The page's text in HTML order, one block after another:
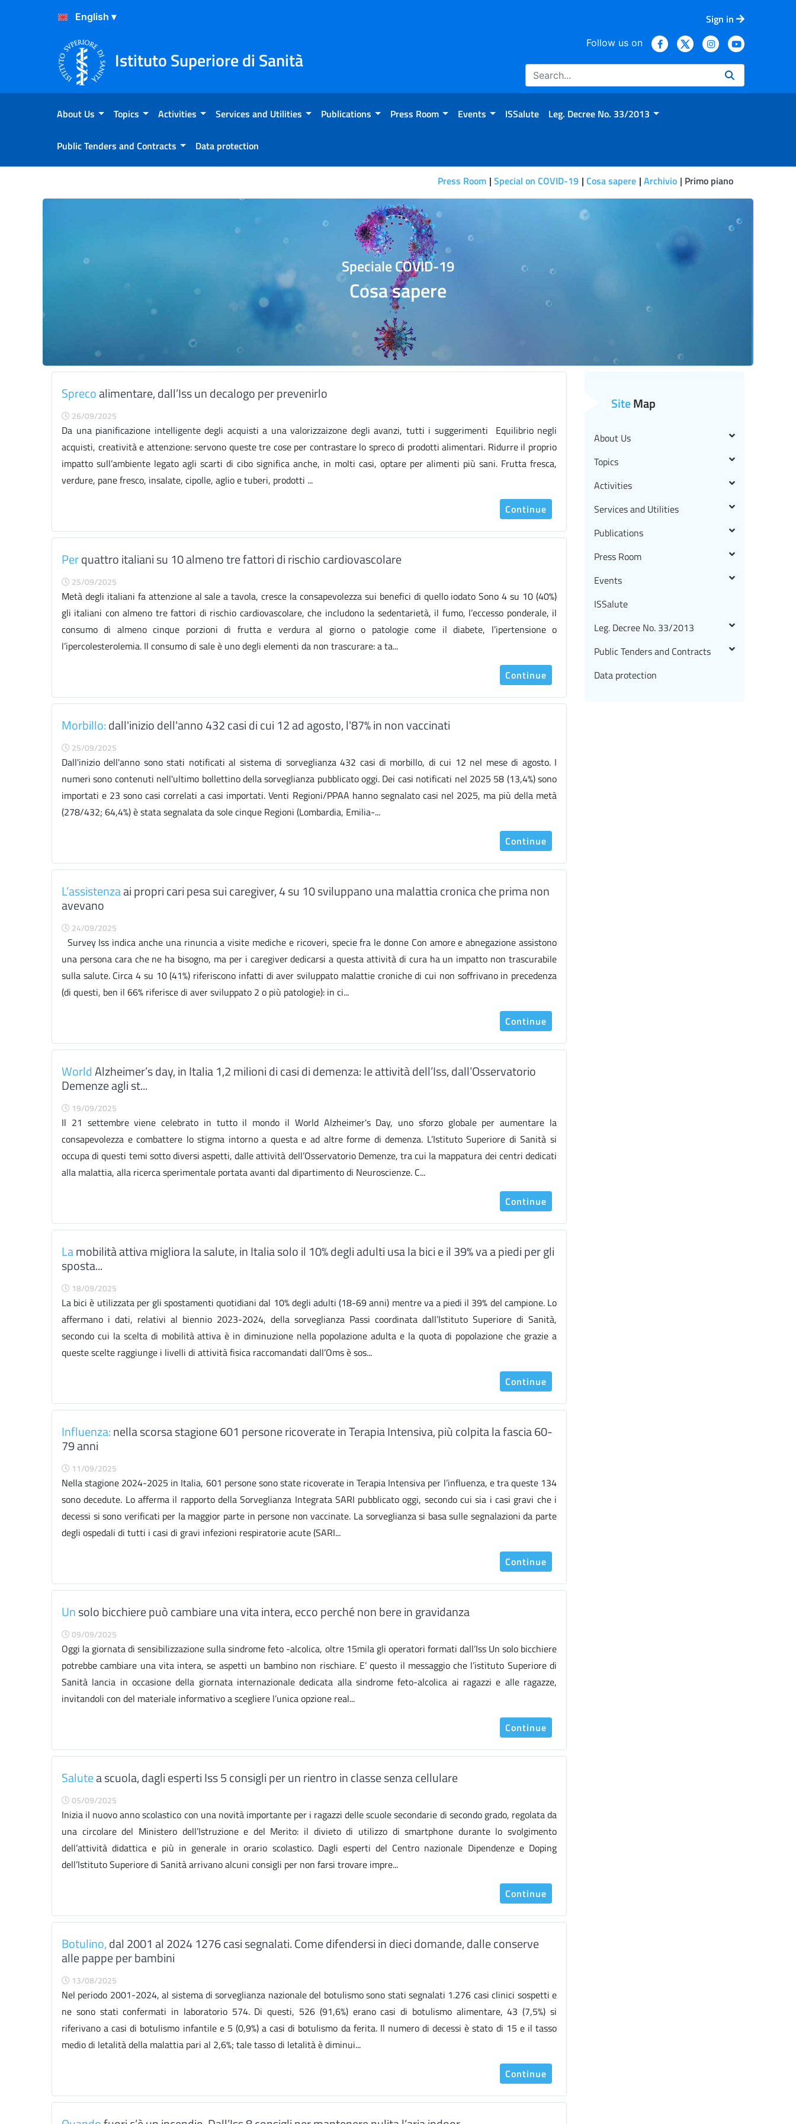
Skip to Content
Skip to Footer
Sign in
Istituto Superiore di Sanità
Follow us on
About Us Topics Activities Services and Utilities Publications Press Room Events ISSalute Leg. Decree No. 33/2013
Public Tenders and Contracts Data protection
Press Room Special on COVID-19 Cosa sapere Archivio Primo piano
Primo piano
Speciale COVID-19
Cosa sapere
Sprecoalimentare, dall’Iss un decalogo per prevenirlo
26/09/2025
Da una pianificazione intelligente degli acquisti a una valorizzaizone degli avanzi, tutti i suggerimenti Equilibrio negli
acquisti, creatività e attenzione: servono queste tre cose per contrastare lo spreco di prodotti alimentari. Ridurre il proprio
impatto sull’ambiente legato agli scarti di cibo significa anche, in molti casi, optare per alimenti più sani. Frutta fresca,
verdure, pane fresco, insalate, cipolle, aglio e tuberi, prodotti ...
Continue
Perquattro italiani su 10 almeno tre fattori di rischio cardiovascolare
25/09/2025
Metà degli italiani fa attenzione al sale a tavola, cresce la consapevolezza sui benefici di quello iodato Sono 4 su 10 (40%)
gli italiani con almeno tre fattori di rischio cardiovascolare, che includono la sedentarietà, il fumo, l’eccesso ponderale, il
consumo di almeno cinque porzioni di frutta e verdura al giorno o patologie come il diabete, l’ipertensione o
l’ipercolesterolemia. Il consumo di sale è uno degli elementi da non trascurare: a ta...
Continue
Morbillo:dall'inizio dell'anno 432 casi di cui 12 ad agosto, l'87% in non vaccinati
25/09/2025
Dall'inizio dell'anno sono stati notificati al sistema di sorveglianza 432 casi di morbillo, di cui 12 nel mese di agosto. I
numeri sono contenuti nell'ultimo bollettino della sorveglianza pubblicato oggi. Dei casi notificati nel 2025 58 (13,4%) sono
importati e 23 sono casi correlati a casi importati. Venti Regioni/PPAA hanno segnalato casi nel 2025, ma più della metà
(278/432; 64,4%) è stata segnalata da sole cinque Regioni (Lombardia, Emilia-...
Continue
L’assistenzaai propri cari pesa sui caregiver, 4 su 10 sviluppano una malattia cronica che prima non
avevano
24/09/2025
Survey Iss indica anche una rinuncia a visite mediche e ricoveri, specie fra le donne Con amore e abnegazione assistono
una persona cara che ne ha bisogno, ma per i caregiver dedicarsi a questa attività di cura ha un impatto non trascurabile
sulla salute. Circa 4 su 10 (41%) riferiscono infatti di aver sviluppato malattie croniche di cui non soffrivano in precedenza
(di questi, ben il 66% riferisce di aver sviluppato 2 o più patologie): in ci...
Continue
WorldAlzheimer’s day, in Italia 1,2 milioni di casi di demenza: le attività dell’Iss, dall’Osservatorio
Demenze agli st...
19/09/2025
Il 21 settembre viene celebrato in tutto il mondo il World Alzheimer's Day, uno sforzo globale per aumentare la
consapevolezza e combattere lo stigma intorno a questa e ad altre forme di demenza. L’Istituto Superiore di Sanità si
occupa di questi temi sotto diversi aspetti, dalle attività dell’Osservatorio Demenze, tra cui la mappatura dei centri dedicati
alla malattia, alla ricerca sperimentale portata avanti dal dipartimento di Neuroscienze. C...
Continue
Lamobilità attiva migliora la salute, in Italia solo il 10% degli adulti usa la bici e il 39% va a piedi per gli
sposta...
18/09/2025
La bici è utilizzata per gli spostamenti quotidiani dal 10% degli adulti (18-69 anni) mentre va a piedi il 39% del campione. Lo
affermano i dati, relativi al biennio 2023-2024, della sorveglianza Passi coordinata dall’Istituto Superiore di Sanità,
secondo cui la scelta di mobilità attiva è in diminuzione nella popolazione adulta e la quota di popolazione che grazie a
queste scelte raggiunge i livelli di attività fisica raccomandati dall’Oms è sos...
Continue
Influenza:nella scorsa stagione 601 persone ricoverate in Terapia Intensiva, più colpita la fascia 60-
79 anni
11/09/2025
Nella stagione 2024-2025 in Italia, 601 persone sono state ricoverate in Terapia Intensiva per l’influenza, e tra queste 134
sono decedute. Lo afferma il rapporto della Sorveglianza Integrata SARI pubblicato oggi, secondo cui sia i casi gravi che i
decessi si sono verificati per la maggior parte in persone non vaccinate. La sorveglianza si basa sulle segnalazioni da parte
degli ospedali di tutti i casi di gravi infezioni respiratorie acute (SARI...
Continue
Unsolo bicchiere può cambiare una vita intera, ecco perché non bere in gravidanza
09/09/2025
Oggi la giornata di sensibilizzazione sulla sindrome feto -alcolica, oltre 15mila gli operatori formati dall’Iss Un solo bicchiere
potrebbe cambiare una vita intera, se aspetti un bambino non rischiare. E’ questo il messaggio che l’istituto Superiore di
Sanità lancia in occasione della giornata internazionale dedicata alla sindrome feto-alcolica ai ragazzi e alle ragazze,
invitandoli con del materiale informativo a scegliere l’unica opzione real...
Continue
Salutea scuola, dagli esperti Iss 5 consigli per un rientro in classe senza cellulare
05/09/2025
Inizia il nuovo anno scolastico con una novità importante per i ragazzi delle scuole secondarie di secondo grado, regolata da
una circolare del Ministero dell’Istruzione e del Merito: il divieto di utilizzo di smartphone durante lo svolgimento
dell’attività didattica e più in generale in orario scolastico. Dagli esperti del Centro nazionale Dipendenze e Doping
dell’Istituto Superiore di Sanità arrivano alcuni consigli per non farsi trovare impre...
Continue
Botulino,dal 2001 al 2024 1276 casi segnalati. Come difendersi in dieci domande, dalle conserve
alle pappe per bambini
13/08/2025
Nel periodo 2001-2024, al sistema di sorveglianza nazionale del botulismo sono stati segnalati 1.276 casi clinici sospetti e
ne sono stati confermati in laboratorio 574. Di questi, 526 (91,6%) erano casi di botulismo alimentare, 43 (7,5%) si
riferivano a casi di botulismo infantile e 5 (0,9%) a casi di botulismo da ferita. Il numero di decessi è stato di 15 e il tasso
medio di letalità della malattia pari al 2,6%; tale tasso di letalità è diminui...
Continue
SiteMap
About Us
Topics
Activities
Services and Utilities
Publications
Press Room
Events
ISSalute
Leg. Decree No. 33/2013
Public Tenders and Contracts
Data protection